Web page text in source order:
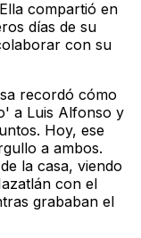
compartió en
días de su
con su
recordó cómo
a Luis Alfonso y
Hoy, ese
a ambos.
la casa, viendo
con el
grababan el